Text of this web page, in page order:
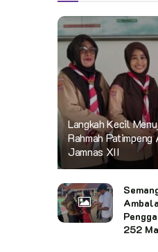
Langkah Kecil
Rahmah
Jamnas XII
252